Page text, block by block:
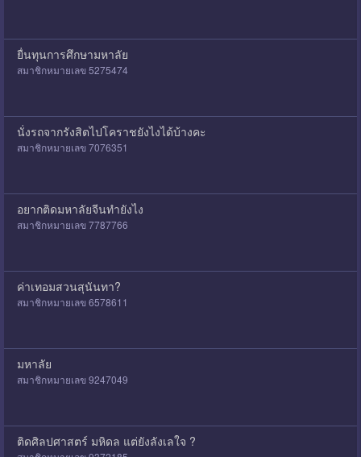
ยื่นทุนการศึกษามหาลัย
สมาชิกหมายเลข 5275474
นั่งรถจากรังสิตไปโคราชยังไงได้บ้างคะ
สมาชิกหมายเลข 7076351
อยากติดมหาลัยจีนทำยังไง
สมาชิกหมายเลข 7787766
ค่าเทอมสวนสุนันทา?
สมาชิกหมายเลข 6578611
มหาลัย
สมาชิกหมายเลข 9247049
ติดศิลปศาสตร์ มหิดล แต่ยังลังเลใจ ?